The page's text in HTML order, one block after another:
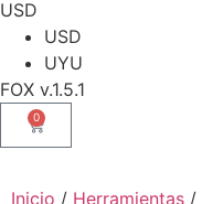
USD
USD
UYU
FOX v.1.5.1
0
Inicio / Herramientas /